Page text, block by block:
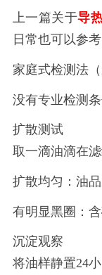
上一篇关于导
日常也可以参
家庭式检测法
没有专业检测
扩散测试
取一滴油滴在滤
扩散均匀：油
有明显黑圈：
沉淀观察
将油样静置24小